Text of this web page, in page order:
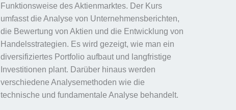
Funktionsweise des Aktienmarktes. Der Kurs
umfasst die Analyse von Unternehmensberichten,
die Bewertung von Aktien und die Entwicklung von
Handelsstrategien. Es wird gezeigt, wie man ein
diversifiziertes Portfolio aufbaut und langfristige
Investitionen plant. Darüber hinaus werden
verschiedene Analysemethoden wie die
technische und fundamentale Analyse behandelt.